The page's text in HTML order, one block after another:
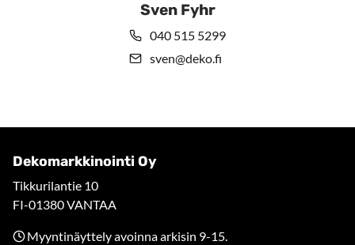
Sven Fyhr
040 515 5299
sven@deko.fi
Dekomarkkinointi Oy
Tikkurilantie 10
FI-01380 VANTAA
Myyntinäyttely avoinna arkisin 9-15.